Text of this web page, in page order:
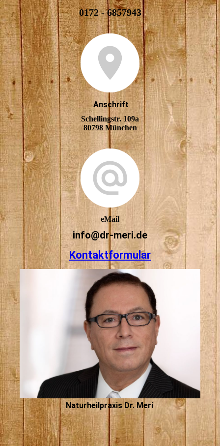
0172 - 6857943
Anschrift
Schellingstr. 109a
80798 München
eMail
info@dr-meri.de
Kontaktformular
Naturheilpraxis Dr. Meri